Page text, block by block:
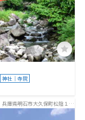
神社｜寺院
兵庫県明石市大久保町松陰１１
２６−４７